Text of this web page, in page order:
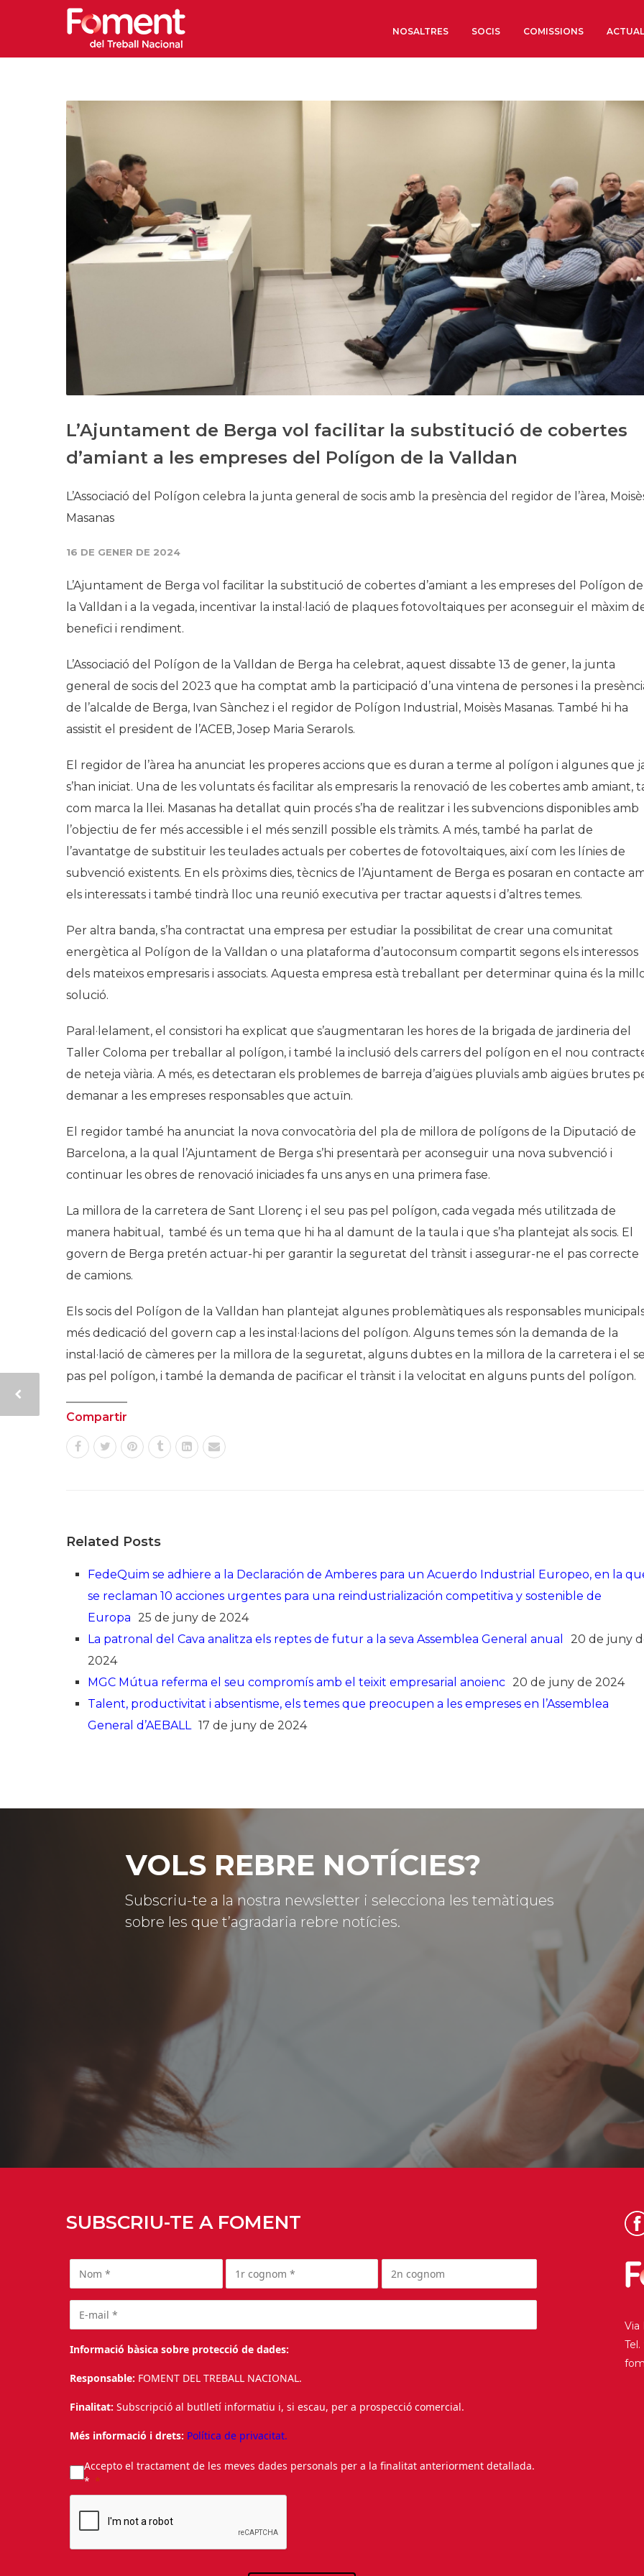
NOSALTRES
Estructura Executiva
Institut d’Estudis
Societat Barcelonesa
Econòmics i Socials
Organitzacions
Organitzacions
Galeria de Presidents
Biblioteca Arxiu
SOCIS COMISSIONS
L’Ajuntament de Berga vol facilitar la substitució de cobertes
d’amiant a les empreses del Polígon de la Valldan
L’Associació del Polígon celebra la junta general de socis amb la presència del regidor de l’àrea,
Masanas
16 DE GENER DE 2024
L’Ajuntament de Berga vol facilitar la substitució de cobertes d’amiant a les empreses del Polígon de
la Valldan i a la vegada, incentivar la instal·lació de plaques fotovoltaiques per aconseguir el màxim
benefici i rendiment.
L’Associació del Polígon de la Valldan de Berga ha celebrat, aquest dissabte 13 de gener, la junta
general de socis del 2023 que ha comptat amb la participació d’una vintena de persones i la
de l’alcalde de Berga, Ivan Sànchez i el regidor de Polígon Industrial, Moisès Masanas. També hi ha
assistit el president de l’ACEB, Josep Maria Serarols.
El regidor de l’àrea ha anunciat les properes accions que es duran a terme al polígon i algunes que
s’han iniciat. Una de les voluntats és facilitar als empresaris la renovació de les cobertes amb amiant,
com marca la llei. Masanas ha detallat quin procés s’ha de realitzar i les subvencions disponibles amb
l’objectiu de fer més accessible i el més senzill possible els tràmits. A més, també ha parlat de
l’avantatge de substituir les teulades actuals per cobertes de fotovoltaiques, així com les línies de
subvenció existents. En els pròxims dies, tècnics de l’Ajuntament de Berga es posaran en contacte
els interessats i també tindrà lloc una reunió executiva per tractar aquests i d’altres temes.
Per altra banda, s’ha contractat una empresa per estudiar la possibilitat de crear una comunitat
energètica al Polígon de la Valldan o una plataforma d’autoconsum compartit segons els interessos
dels mateixos empresaris i associats. Aquesta empresa està treballant per determinar quina és la
solució.
Paral·lelament, el consistori ha explicat que s’augmentaran les hores de la brigada de jardineria del
Taller Coloma per treballar al polígon, i també la inclusió dels carrers del polígon en el nou
de neteja viària. A més, es detectaran els problemes de barreja d’aigües pluvials amb aigües brutes
demanar a les empreses responsables que actuïn.
El regidor també ha anunciat la nova convocatòria del pla de millora de polígons de la Diputació de
Barcelona, a la qual l’Ajuntament de Berga s’hi presentarà per aconseguir una nova subvenció i
continuar les obres de renovació iniciades fa uns anys en una primera fase.
La millora de la carretera de Sant Llorenç i el seu pas pel polígon, cada vegada més utilitzada de
manera habitual, també és un tema que hi ha al damunt de la taula i que s’ha plantejat als socis. El
govern de Berga pretén actuar-hi per garantir la seguretat del trànsit i assegurar-ne el pas correcte
de camions.
Els socis del Polígon de la Valldan han plantejat algunes problemàtiques als responsables
més dedicació del govern cap a les instal·lacions del polígon. Alguns temes són la demanda de la
instal·lació de càmeres per la millora de la seguretat, alguns dubtes en la millora de la carretera i el
pas pel polígon, i també la demanda de pacificar el trànsit i la velocitat en alguns punts del polígon.
Compartir
Related Posts
FedeQuim se adhiere a la Declaración de Amberes para un Acuerdo Industrial Europeo, en la
se reclaman 10 acciones urgentes para una reindustrialización competitiva y sostenible de
Europa 25 de juny de 2024
La patronal del Cava analitza els reptes de futur a la seva Assemblea General anual
20 de juny
2024
MGC Mútua referma el seu compromís amb el teixit empresarial anoienc 20 de juny de 2024
Talent, productivitat i absentisme, els temes que preocupen a les empreses en l’Assemblea
General d’AEBALL
17 de juny de 2024
VOLS REBRE NOTÍCIES?
Subscriu-te a la nostra newsletter i selecciona les temàtiques
sobre les que t’agradaria rebre notícies.
SUBSCRIU-TE A FOMENT
Informació bàsica sobre protecció de dades:
Responsable: FOMENT DEL TREBALL NACIONAL.
Finalitat: Subscripció al butlletí informatiu i, si escau, per a prospecció comercial.
Més informació i drets: Política de privacitat.
Accepto el tractament de les meves dades personals per a la finalitat anteriorment detallada.
*
Via